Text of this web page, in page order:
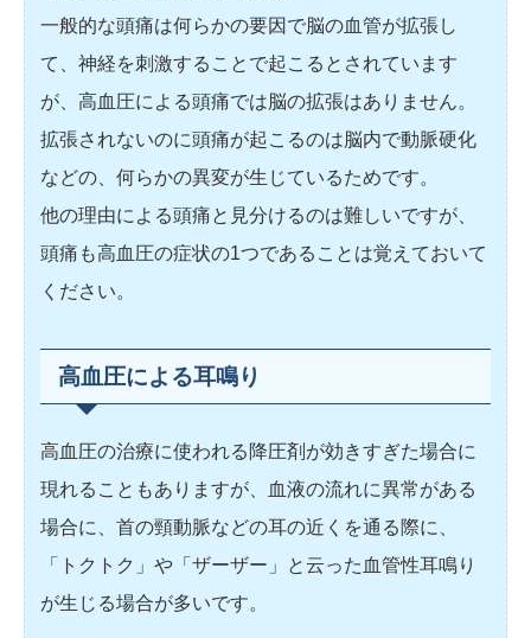
一般的な頭痛は何らかの要因で脳の血管が拡張し
て、神経を刺激することで起こるとされています
が、高血圧による頭痛では脳の拡張はありません。
拡張されないのに頭痛が起こるのは脳内で動脈硬化
などの、何らかの異変が生じているためです。
他の理由による頭痛と見分けるのは難しいですが、
頭痛も高血圧の症状の1つであることは覚えておいて
ください。
高血圧による耳鳴り
高血圧の治療に使われる降圧剤が効きすぎた場合に
現れることもありますが、血液の流れに異常がある
場合に、首の頸動脈などの耳の近くを通る際に、
「トクトク」や「ザーザー」と云った血管性耳鳴り
が生じる場合が多いです。